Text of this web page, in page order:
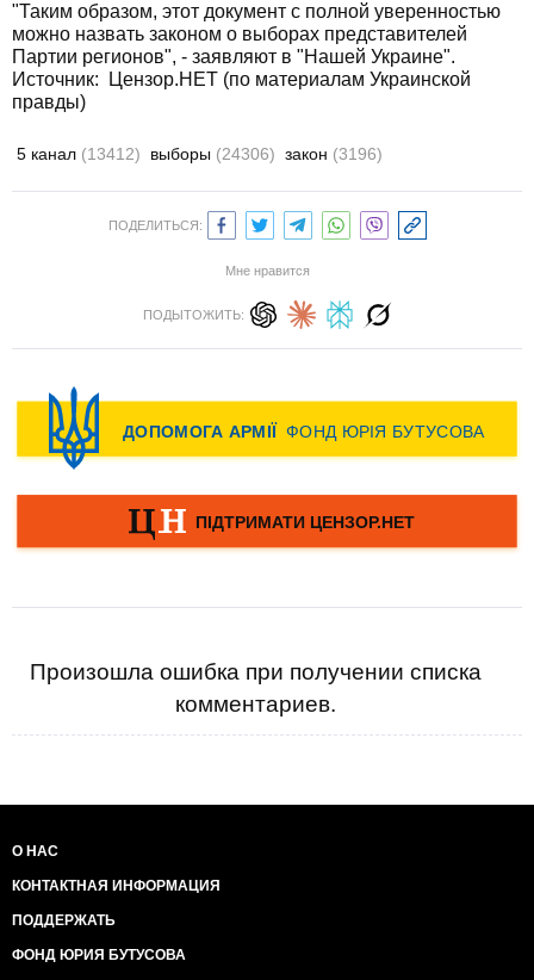
"Таким образом, этот документ с полной уверенностью
можно назвать законом о выборах представителей
Партии регионов", - заявляют в "Нашей Украине".
Источник: Цензор.НЕТ (по материалам Украинской
правды)
5 канал (13412) выборы (24306) закон (3196)
ПОДЕЛИТЬСЯ:
Мне нравится
ПОДЫТОЖИТЬ:
Произошла ошибка при получении списка
комментариев.
О НАС
КОНТАКТНАЯ ИНФОРМАЦИЯ
ПОДДЕРЖАТЬ
ФОНД ЮРИЯ БУТУСОВА